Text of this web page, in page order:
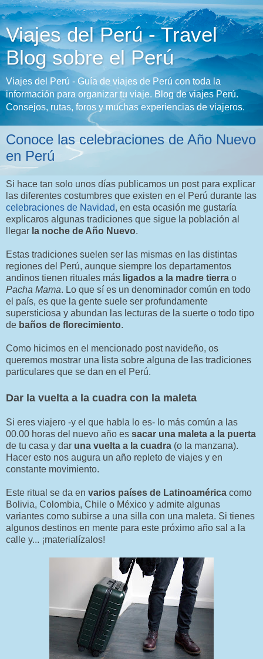
Viajes del Perú - Travel
Blog sobre el Perú
Viajes del Perú - Guía de viajes de Perú con toda la
información para organizar tu viaje. Blog de viajes Perú.
Consejos, rutas, foros y muchas experiencias de viajeros.
Conoce las celebraciones de Año Nuevo
en Perú
Si hace tan solo unos días publicamos un post para explicar
las diferentes costumbres que existen en el Perú durante las
celebraciones de Navidad, en esta ocasión me gustaría
explicaros algunas tradiciones que sigue la población al
llegar la noche de Año Nuevo.
Estas tradiciones suelen ser las mismas en las distintas
regiones del Perú, aunque siempre los departamentos
andinos tienen rituales más ligados a la madre tierra o
Pacha Mama. Lo que sí es un denominador común en todo
el país, es que la gente suele ser profundamente
supersticiosa y abundan las lecturas de la suerte o todo tipo
de baños de florecimiento.
Como hicimos en el mencionado post navideño, os
queremos mostrar una lista sobre alguna de las tradiciones
particulares que se dan en el Perú.
Dar la vuelta a la cuadra con la maleta
Si eres viajero -y el que habla lo es- lo más común a las
00.00 horas del nuevo año es sacar una maleta a la puerta
de tu casa y dar una vuelta a la cuadra (o la manzana).
Hacer esto nos augura un año repleto de viajes y en
constante movimiento.
Este ritual se da en varios países de Latinoamérica como
Bolivia, Colombia, Chile o México y admite algunas
variantes como subirse a una silla con una maleta. Si tienes
algunos destinos en mente para este próximo año sal a la
calle y... ¡materialízalos!